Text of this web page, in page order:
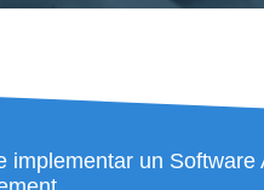
implementar un Software